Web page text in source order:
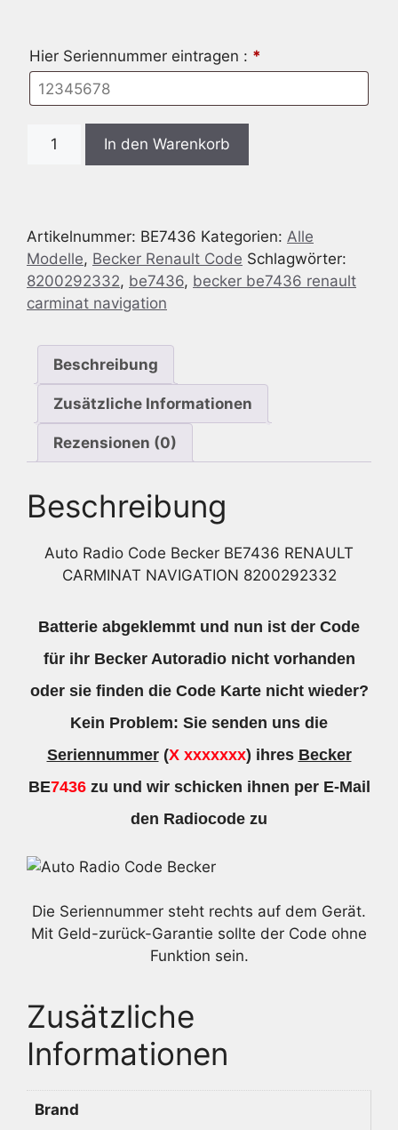
Hier Seriennummer eintragen : *
Radio
BE7436
RENAULT
CARMINAT
NAVIGATION
In den Warenkorb
Artikelnummer: BE7436 Kategorien: Alle
Modelle, Becker Renault Code Schlagwörter:
8200292332, be7436, becker be7436 renault
carminat navigation
Beschreibung
Zusätzliche Informationen
Rezensionen (0)
Beschreibung
Auto Radio Code Becker BE7436 RENAULT
CARMINAT NAVIGATION 8200292332
Batterie abgeklemmt und nun ist der Code
für ihr Becker Autoradio nicht vorhanden
oder sie finden die Code Karte nicht wieder?
Kein Problem: Sie senden uns die
Seriennummer(X xxxxxxx) ihres Becker
BE7436zu und wir schicken ihnen per E-Mail
den Radiocode zu
Die Seriennummer steht rechts auf dem Gerät.
Mit Geld-zurück-Garantie sollte der Code ohne
Funktion sein.
Zusätzliche
Informationen
Brand